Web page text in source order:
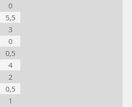
0
5,5
3
0
0,5
4
2
0,5
1